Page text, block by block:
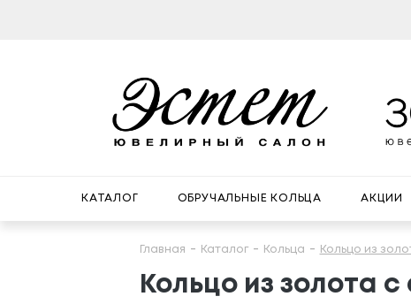
КАТАЛОГ ОБРУЧАЛЬНЫЕ КОЛЬЦА АКЦИИ
Главная Каталог Кольца Кольцо из
Кольцо из золота